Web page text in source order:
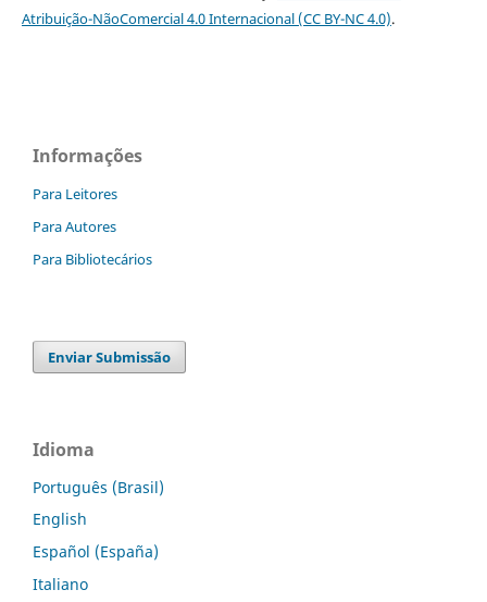
Atribuição-NãoComercial 4.0 Internacional (CC BY-NC 4.0).
Informações
Para Leitores
Para Autores
Para Bibliotecários
Enviar Submissão
Idioma
Português (Brasil)
English
Español (España)
Italiano